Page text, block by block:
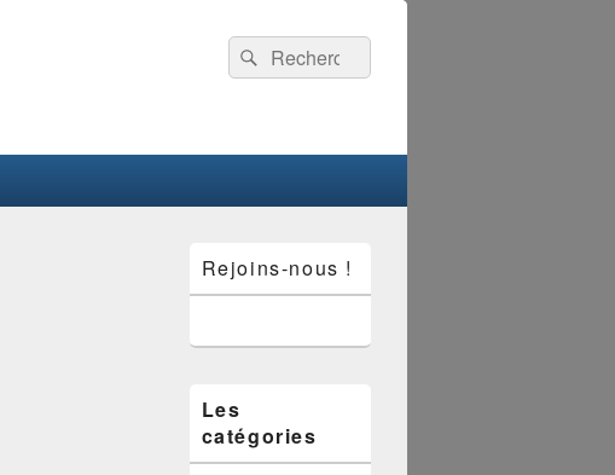
Recherche :
Rechercher
principale
de
pour
latérale
Rejoins-nous !
Les
catégories